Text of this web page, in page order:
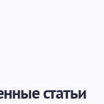
статьи